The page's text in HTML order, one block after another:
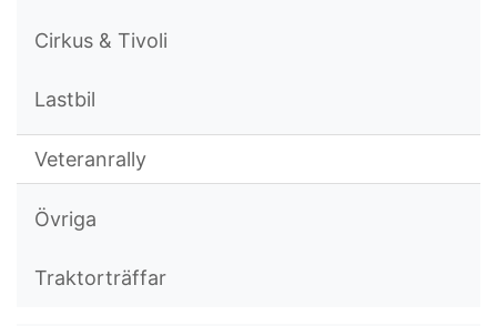
Cirkus & Tivoli
Lastbil
Veteranrally
Övriga
Traktorträffar